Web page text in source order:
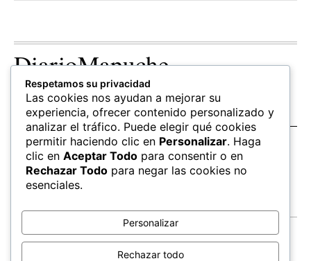
DiarioMapuche
TERRITORIO CULTURA
Patrimonio
OPINION
Columnistas
SALUD
hierbas
EDUCACIÓN
Mapudungun
Estudiantes
FOLLOW US
Apoya
Respetamos su privacidad
Las cookies nos ayudan a mejorar su
experiencia, ofrecer contenido personalizado y
analizar el tráfico. Puede elegir qué cookies
permitir haciendo clic en Personalizar. Haga
clic en Aceptar Todo para consentir o en
Rechazar Todo para negar las cookies no
esenciales.
Personalizar
Rechazar todo